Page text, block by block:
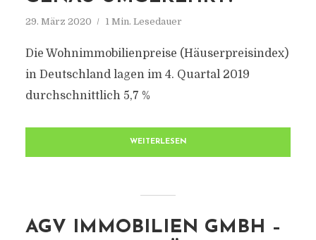
29. März 2020 1 Min. Lesedauer
Die Wohnimmobilienpreise (Häuserpreisindex)
in Deutschland lagen im 4. Quartal 2019
durchschnittlich 5,7 %
WEITERLESEN
AGV IMMOBILIEN GMBH –